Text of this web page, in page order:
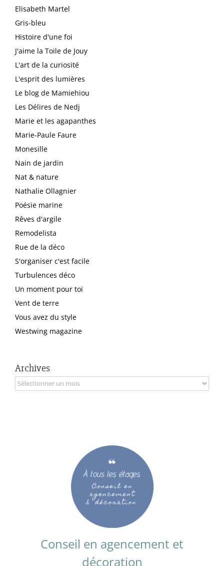
Elisabeth Martel
Gris-bleu
Histoire d'une foi
J'aime la Toile de Jouy
L'art de la curiosité
L'esprit des lumières
Le blog de Mamiehiou
Les Délires de Nedj
Marie et les agapanthes
Marie-Paule Faure
Monesille
Nain de jardin
Nat & nature
Nathalie Ollagnier
Poésie marine
Rêves d'argile
Remodelista
Rue de la déco
S'organiser c'est facile
Turbulences déco
Un moment pour toi
Vent de terre
Vous avez du style
Westwing magazine
Archives
Archives
Conseil en agencement et
décoration